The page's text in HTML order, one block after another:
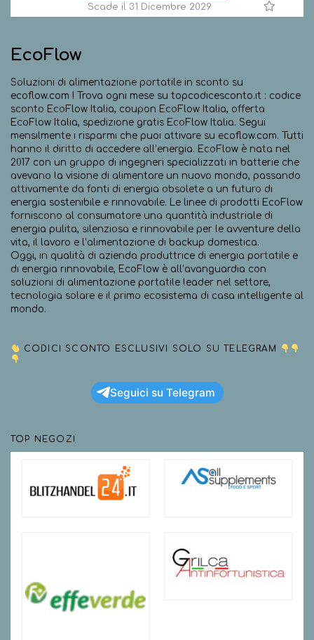
Scade il 31 Dicembre 2029
EcoFlow
Soluzioni di alimentazione portatile in sconto su
ecoflow.com ! Trova ogni mese su topcodicesconto.it : codice
sconto EcoFlow Italia, coupon EcoFlow Italia, offerta
EcoFlow Italia, spedizione gratis EcoFlow Italia. Segui
mensilmente i risparmi che puoi attivare su ecoflow.com. Tutti
hanno il diritto di accedere all’energia. EcoFlow è nata nel
2017 con un gruppo di ingegneri specializzati in batterie che
avevano la visione di alimentare un nuovo mondo, passando
attivamente da fonti di energia obsolete a un futuro di
energia sostenibile e rinnovabile. Le linee di prodotti EcoFlow
forniscono al consumatore una quantità industriale di
energia pulita, silenziosa e rinnovabile per le avventure della
vita, il lavoro e l’alimentazione di backup domestica.
Oggi, in qualità di azienda produttrice di energia portatile e
di energia rinnovabile, EcoFlow è all’avanguardia con
soluzioni di alimentazione portatile leader nel settore,
tecnologia solare e il primo ecosistema di casa intelligente al
mondo.
CODICI SCONTO ESCLUSIVI SOLO SU TELEGRAM
Seguici su Telegram
TOP NEGOZI